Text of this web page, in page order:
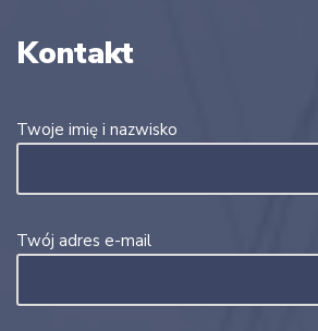
Kontakt
Twoje imię i nazwisko
Twój adres e-mail